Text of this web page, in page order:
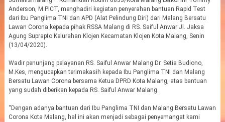
Anderson, M.PICT, menghadiri kegiatan penyerahan bantuan Rapid Test
dari Ibu Panglima TNI dan APD (Alat Pelindung Diri) dari Malang Bersatu
Lawan Corona kepada pihak RSSA Malang di RS. Saiful Anwar Jl. Jaksa
Agung Suprapto Kelurahan Klojen Kecamatan Klojen Kota Malang, Senin
(13/04/2020).
Wadir penunjang pelayanan RS. Saiful Anwar Malang Dr. Setia Budiono,
M.Kes, mengucapkan terimakasih kepada Ibu Panglima TNI dan Malang
Bersatu Lawan Corona bersama Ketua DPRD Kota Malang, atas bantuan
yang sudah diberikan kepada RS. Saiful Anwar Malang.
“Dengan adanya bantuan dari Ibu Panglima TNI dan Malang Bersatu Lawan
Corona Kota Malang, hal ini akan menjadi sebagai penyemangat kami